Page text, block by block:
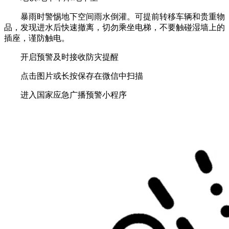
暴雨时警惕地下空间雨水倒灌。可提前转移车辆和贵重物
品，发现进水后快速撤离，切勿乘坐电梯，不要触碰湿墙上的
插座，谨防触电。
开启预警及时接收防灾提醒
点击图片或长按保存在微信中扫描
进入国家应急广播预警小程序